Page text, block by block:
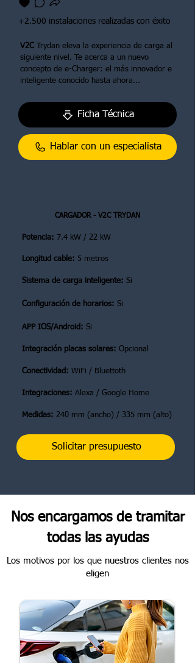
+2.500 instalaciones realizadas con éxito
V2C Trydan eleva la experiencia de carga al
siguiente nivel. Te acerca a un nuevo
concepto de e-Charger: el más innovador e
inteligente conocido hasta ahora...
Ficha Técnica
Hablar con un especialista
CARGADOR - V2C TRYDAN
Longitud cable: 5 metros
Potencia: 7.4 kW / 22 kW
Sistema de carga inteligente: Si
Configuración de horarios: Si
APP IOS/Android: Si
Integración placas solares: Opcional
Conectividad: WiFi / Bluettoth
Integraciones: Alexa / Google Home
Medidas: 240 mm (ancho) / 335 mm (alto)
Solicitar presupuesto
Nos encargamos de tramitar
todas las ayudas
Los motivos por los que nuestros clientes nos
eligen